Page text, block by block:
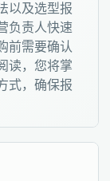
以及选型报
负责人快速
前需要确认
读，您将掌
式，确保报